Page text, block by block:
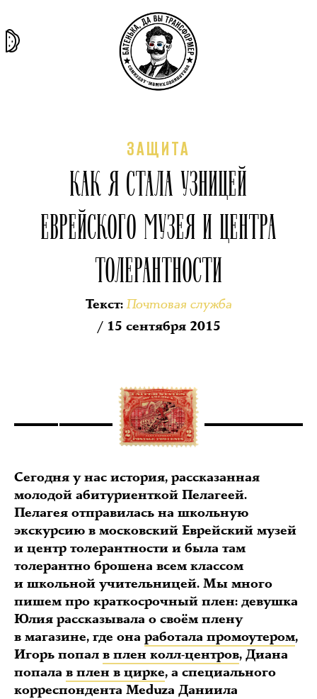
ЗАЩИТА
КАК Я СТАЛА УЗНИЦЕЙ
ЕВРЕЙСКОГО МУЗЕЯ И ЦЕНТРА
ТОЛЕРАНТНОСТИ
Текст:Почтовая служба
/ 15 сентября 2015
Сегодня у нас история, рассказанная
молодой абитуриенткой Пелагеей.
Пелагея отправилась на школьную
экскурсию в московский Еврейский музей
и центр толерантности и была там
толерантно брошена всем классом
и школьной учительницей. Мы много
пишем про краткосрочный плен: девушка
Юлия рассказывала о своём плену
в магазине, где она работала промоутером,
Игорь попал в плен колл-центров, Диана
попала в плен в цирке, а специального
корреспондента Meduza Даниила